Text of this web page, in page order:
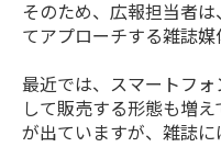
そのため、広報担当者
てアプローチする雑誌媒
最近では、スマートフ
して販売する形態も増
が出ていますが、雑誌